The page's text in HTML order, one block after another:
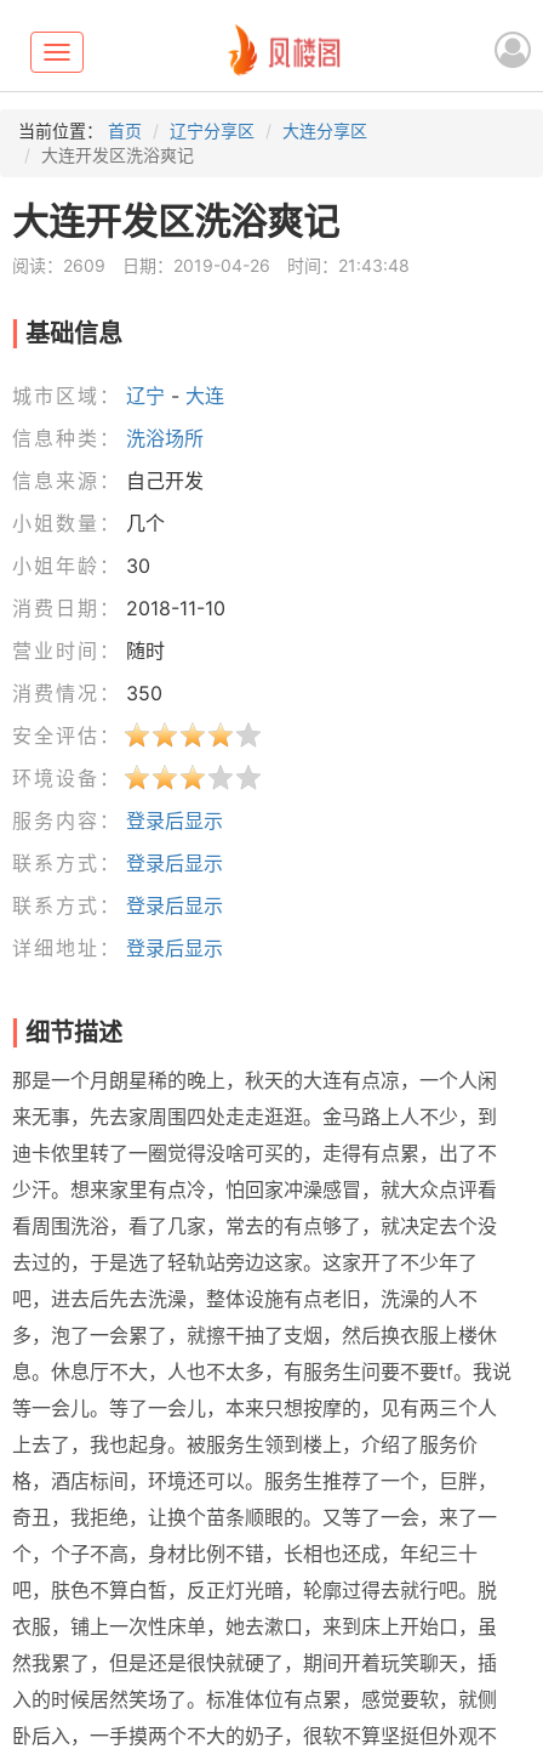
Toggle
navigation
当前位置： 首页 辽宁分享区
大连分享区
大连开发区洗浴爽记
大连开发区洗浴爽记
阅读：2609 日期：2019-04-26 时间：21:43:48
基础信息
城市区域： 辽宁 - 大连
信息种类：
洗浴场所
信息来源：
自己开发
小姐数量：
几个
小姐年龄：
30
消费日期：
2018-11-10
营业时间：
随时
消费情况：
350
安全评估：
环境设备：
服务内容：
登录后显示
联系方式：
登录后显示
联系方式：
登录后显示
详细地址：
登录后显示
细节描述
那是一个月朗星稀的晚上，秋天的大连有点凉，一个人闲
来无事，先去家周围四处走走逛逛。金马路上人不少，到
迪卡侬里转了一圈觉得没啥可买的，走得有点累，出了不
少汗。想来家里有点冷，怕回家冲澡感冒，就大众点评看
看周围洗浴，看了几家，常去的有点够了，就决定去个没
去过的，于是选了轻轨站旁边这家。这家开了不少年了
吧，进去后先去洗澡，整体设施有点老旧，洗澡的人不
多，泡了一会累了，就擦干抽了支烟，然后换衣服上楼休
息。休息厅不大，人也不太多，有服务生问要不要tf。我说
等一会儿。等了一会儿，本来只想按摩的，见有两三个人
上去了，我也起身。被服务生领到楼上，介绍了服务价
格，酒店标间，环境还可以。服务生推荐了一个，巨胖，
奇丑，我拒绝，让换个苗条顺眼的。又等了一会，来了一
个，个子不高，身材比例不错，长相也还成，年纪三十
吧，肤色不算白皙，反正灯光暗，轮廓过得去就行吧。脱
衣服，铺上一次性床单，她去漱口，来到床上开始口，虽
然我累了，但是还是很快就硬了，期间开着玩笑聊天，插
入的时候居然笑场了。标准体位有点累，感觉要软，就侧
卧后入，一手摸两个不大的奶子，很软不算坚挺但外观不